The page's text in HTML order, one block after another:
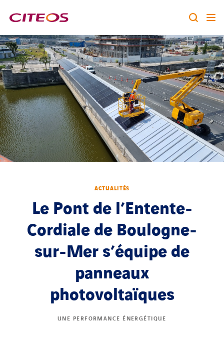
Notre identité
Nos expertises
Nos références
Nous rejoindre
A la une
Rechercher :
ACTUALITÉS
Le Pont de l’Entente-
Cordiale de Boulogne-
sur-Mer s’équipe de
panneaux
photovoltaïques
UNE PERFORMANCE ÉNERGÉTIQUE